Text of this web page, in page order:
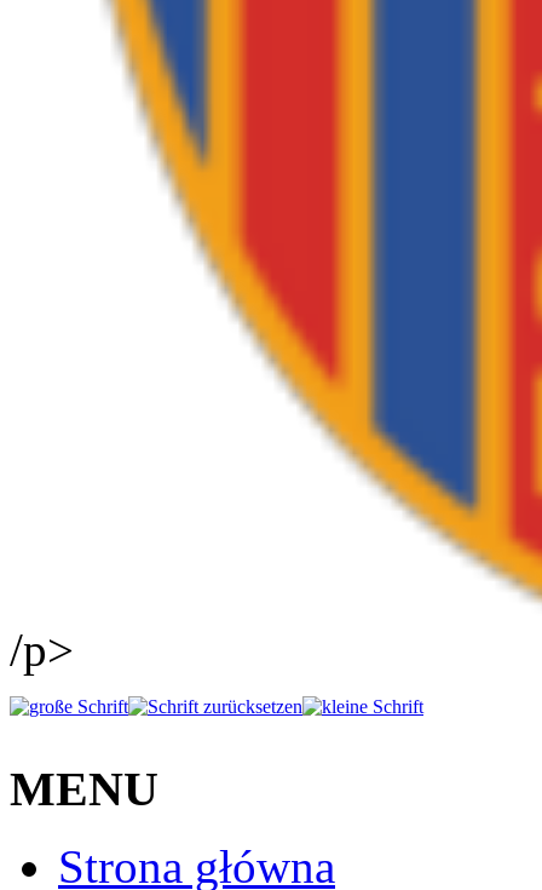
/p>
MENU
Strona główna